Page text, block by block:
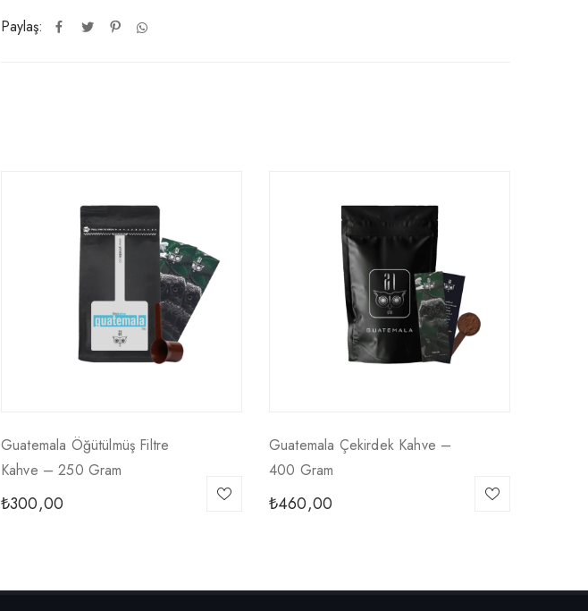
Paylaş:
Guatemala Öğütülmüş Filtre
Kahve – 250 Gram
₺300,00
Guatemala Çekirdek Kahve –
400 Gram
₺460,00